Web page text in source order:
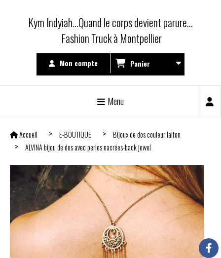
Kym Indyiah...Quand le corps devient parure...
Fashion Truck à Montpellier
Mon compte Panier
Menu
Accueil E-BOUTIQUE
Bijoux de dos couleur laiton
ALVINA bijou de dos avec perles nacrées-back jewel